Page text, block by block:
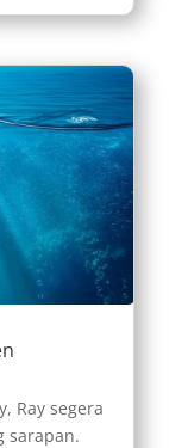
Ray segera
sarapan.